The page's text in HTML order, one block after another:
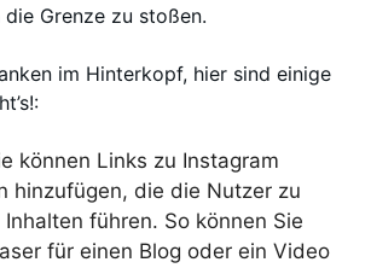
Grenze zu stoßen.
im Hinterkopf, hier sind einige
können Links zu Instagram
hinzufügen, die die Nutzer zu
führen. So können Sie
für einen Blog oder ein Video